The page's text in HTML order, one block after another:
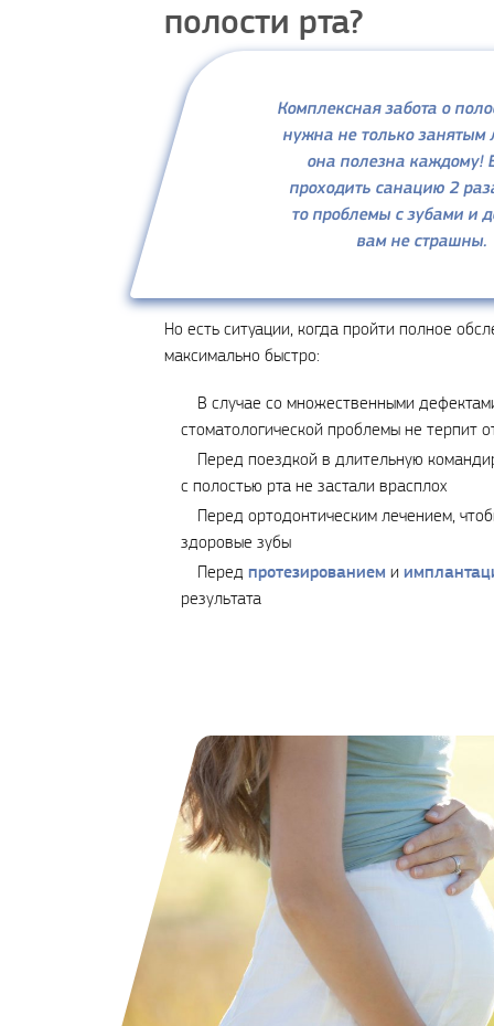
полости рта?
Комплексная забота о
нужна не только занятым
она полезна каждому!
проходить санацию 2
то проблемы с зубами и
вам не страшны.
Но есть ситуации, когда пройти полное
максимально быстро:
В случае со множественными
стоматологической проблемы не терпит
Перед поездкой в длительную
с полостью рта не застали врасплох
Перед ортодонтическим лечением,
здоровые зубы
Передпротезированием и
результата